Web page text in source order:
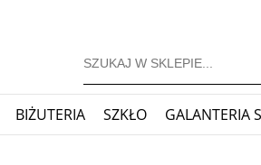
BIŻUTERIA SZKŁO GALANTERIA